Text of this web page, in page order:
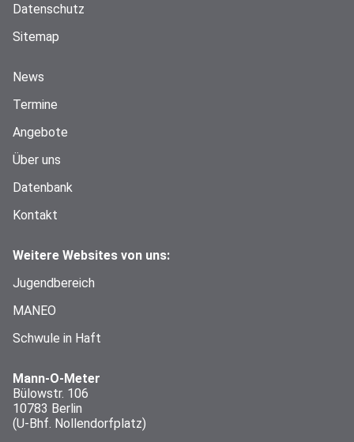
Datenschutz
Sitemap
News
Termine
Angebote
Über uns
Datenbank
Kontakt
Weitere Websites von uns:
Jugendbereich
MANEO
Schwule in Haft
Mann-O-Meter
Bülowstr. 106
10783 Berlin
(U-Bhf. Nollendorfplatz)